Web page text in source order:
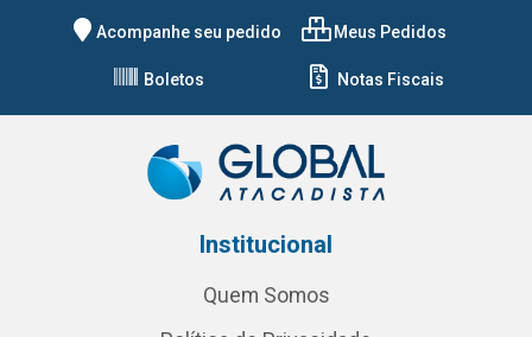
Acompanhe seu pedido Meus Pedidos
Boletos Notas Fiscais
Institucional
Quem Somos